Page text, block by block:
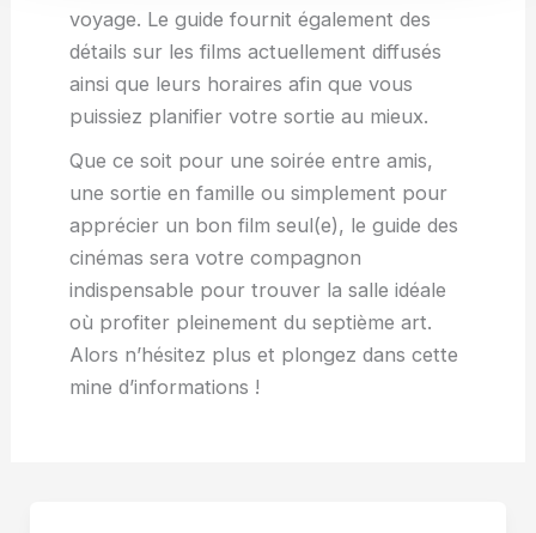
voyage. Le guide fournit également des
détails sur les films actuellement diffusés
ainsi que leurs horaires afin que vous
puissiez planifier votre sortie au mieux.
Que ce soit pour une soirée entre amis,
une sortie en famille ou simplement pour
apprécier un bon film seul(e), le guide des
cinémas sera votre compagnon
indispensable pour trouver la salle idéale
où profiter pleinement du septième art.
Alors n’hésitez plus et plongez dans cette
mine d’informations !